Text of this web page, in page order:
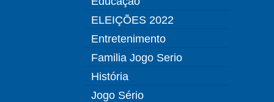
ELEIÇÕES 2022
Entretenimento
Familia Jogo Serio
História
Jogo Sério